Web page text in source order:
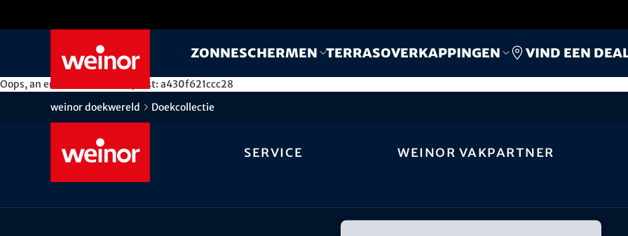
Zonneschermen Terrasoverkappingen Vind een
Oops, an error occurred! Request: a430f621ccc28
weinor doekwereld
Doekcollectie
Service weinor vakpartner